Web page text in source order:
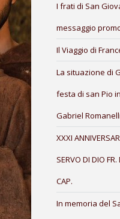
I frati di San
messaggio
Il Viaggio di
La situazione di
festa di san Pio
Gabriel Romanelli
XXXI
SERVO DI DIO
CAP.
In memoria del